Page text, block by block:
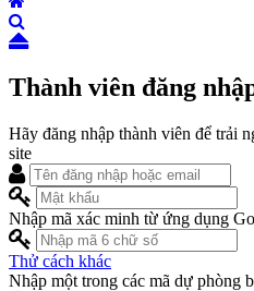
Thành viên đăng
Hãy đăng nhập thành viên để trải
site
Nhập mã xác minh từ ứng dụng
Thử cách khác
Nhập một trong các mã dự phòng